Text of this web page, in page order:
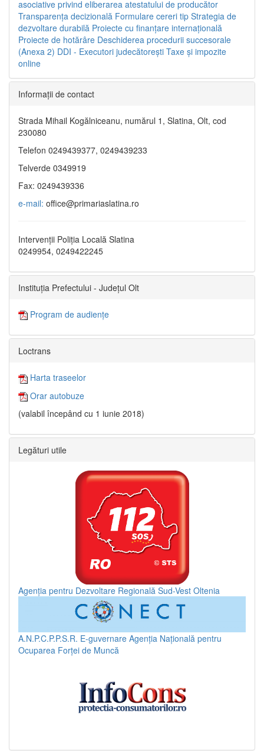
asociative privind eliberarea atestatului de producător
Transparenţa decizională Formulare cereri tip Strategia de
dezvoltare durabilă Proiecte cu finanţare internaţională
Proiecte de hotărâre Deschiderea procedurii succesorale
(Anexa 2) DDI - Executori judecătorești Taxe şi impozite
online
Informaţii de contact
Strada Mihail Kogălniceanu, numărul 1, Slatina, Olt, cod
230080
Telefon 0249439377, 0249439233
Telverde 0349919
Fax: 0249439336
e-mail: office@primariaslatina.ro
Intervenții Poliția Locală Slatina
0249954, 0249422245
Instituția Prefectului - Județul Olt
Program de audiențe
Loctrans
Harta traseelor
Orar autobuze
(valabil începând cu 1 iunie 2018)
Legături utile
Agenția pentru Dezvoltare Regională Sud-Vest Oltenia
A.N.P.C.P.P.S.R. E-guvernare Agenția Națională pentru
Ocuparea Forței de Muncă